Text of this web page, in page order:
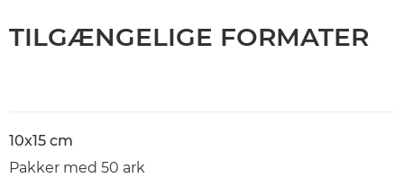
TILGÆNGELIGE FORMATER
10x15 cm
Pakker med 50 ark